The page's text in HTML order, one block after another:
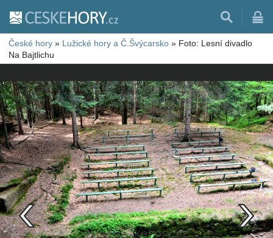
České hory » Lužické hory a Č.Švýcarsko » Foto: Lesní divadlo
Na Bajtlichu